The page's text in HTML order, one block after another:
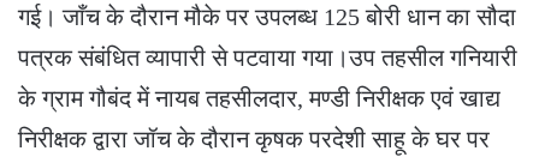
गई। जाँच के दौरान मौके पर उपलब्ध 125 बोरी धान का सौदा
पत्रक संबंधित व्यापारी से पटवाया गया।उप तहसील गनियारी
के ग्राम गौबंद में नायब तहसीलदार, मण्डी निरीक्षक एवं खाद्य
निरीक्षक द्वारा जॉच के दौरान कृषक परदेशी साहू के घर पर